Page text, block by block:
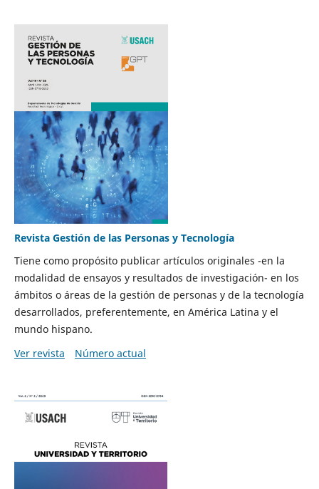
Revista Gestión de las Personas y Tecnología
Tiene como propósito publicar artículos originales -en la
modalidad de ensayos y resultados de investigación- en los
ámbitos o áreas de la gestión de personas y de la tecnología
desarrollados, preferentemente, en América Latina y el
mundo hispano.
Ver revista
Número actual